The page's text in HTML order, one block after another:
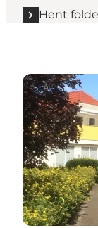
Hent